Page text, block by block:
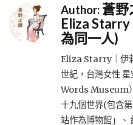
Author:蒼野
Eliza
為同一人)
Eliza Starry｜伊
世紀，台灣女性
Words Museum
十九個世界(包含
站作為博物館」、